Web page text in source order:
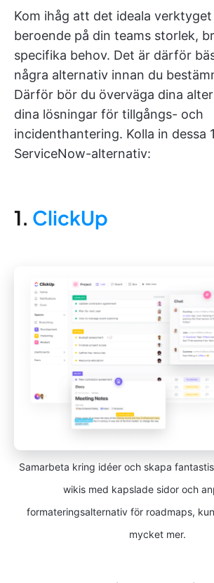
Kom ihåg att det ideala
beroende på din teams storlek,
specifika behov. Det är därför
några alternativ innan du
Därför bör du överväga dina
dina lösningar för tillgångs- och
incidenthantering. Kolla in dessa
ServiceNow-alternativ:
1. ClickUp
Samarbeta kring idéer och skapa
wikis med kapslade sidor och
formateringsalternativ för roadmaps,
mycket mer.